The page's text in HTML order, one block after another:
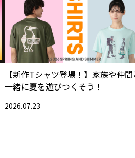
【新作Tシャツ登場！】家族や仲間
一緒に夏を遊びつくそう！
2026.07.23